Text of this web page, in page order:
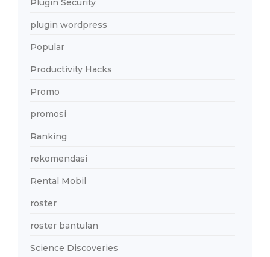
Plugin Security
plugin wordpress
Popular
Productivity Hacks
Promo
promosi
Ranking
rekomendasi
Rental Mobil
roster
roster bantulan
Science Discoveries